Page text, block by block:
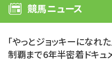
競馬ニュース
「やっとジョッキーになれ
制覇まで6年半密着ドキュ